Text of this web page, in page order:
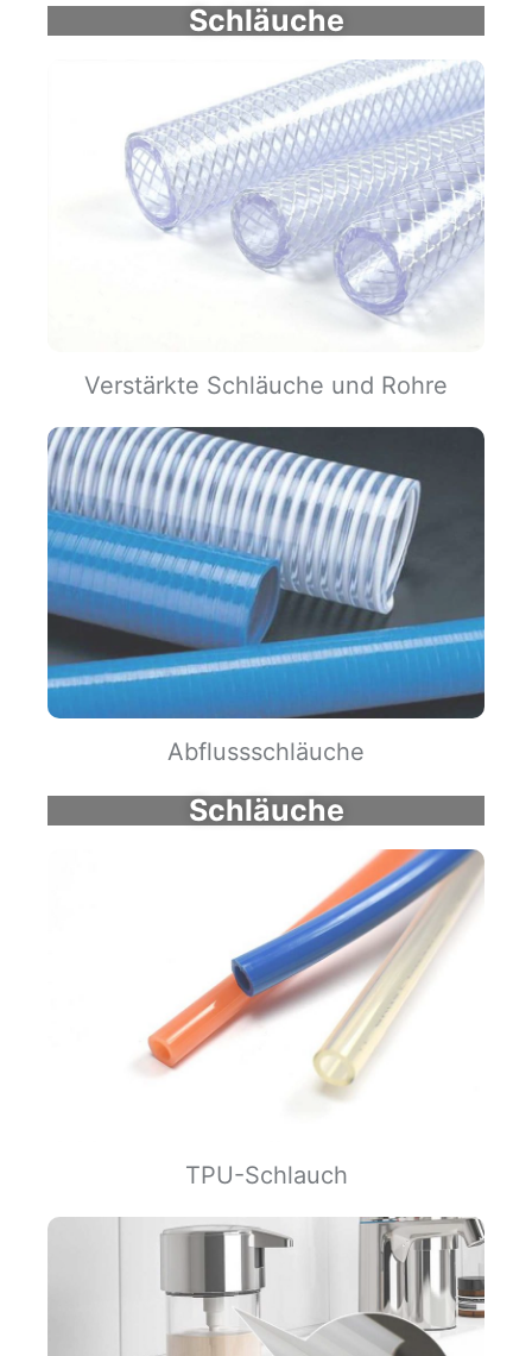
Schläuche
Verstärkte Schläuche und Rohre
Abflussschläuche
Schläuche
TPU-Schlauch